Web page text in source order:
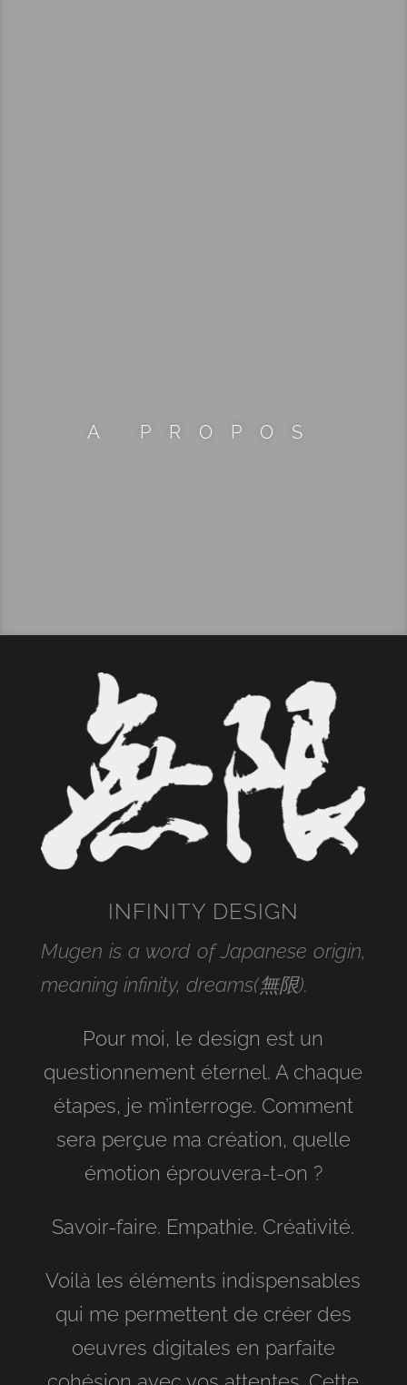
A PROPOS
INFINITY DESIGN
Mugen is a word of Japanese origin,
meaning infinity, dreams(無限).
Pour moi, le design est un
questionnement éternel. A chaque
étapes, je m’interroge. Comment
sera perçue ma création, quelle
émotion éprouvera-t-on ?
Savoir-faire. Empathie. Créativité.
Voilà les éléments indispensables
qui me permettent de créer des
oeuvres digitales en parfaite